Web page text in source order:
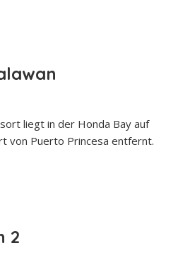
liegt in der Honda Bay auf
von Puerto Princesa entfernt.
2